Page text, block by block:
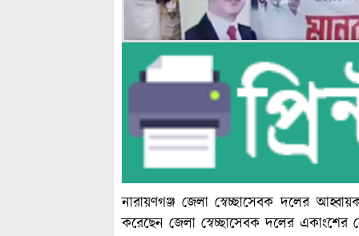
নারায়ণগঞ্জ জেলা স্বেচ্ছাসেবক দলের
করেছেন জেলা স্বেচ্ছাসেবক দলের একাংশের